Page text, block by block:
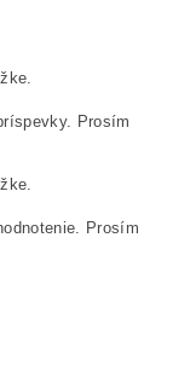
Prosím
Prosím